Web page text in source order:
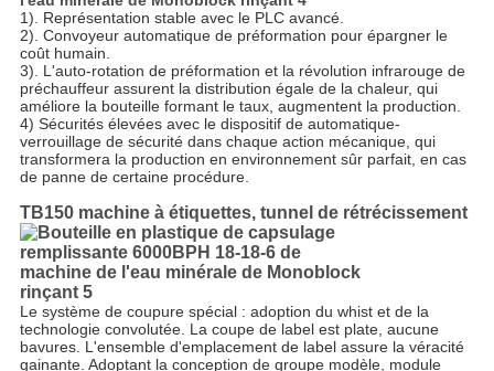
1). Représentation stable avec le PLC avancé.
2). Convoyeur automatique de préformation pour épargner le
coût humain.
3). L'auto-rotation de préformation et la révolution infrarouge de
préchauffeur assurent la distribution égale de la chaleur, qui
améliore la bouteille formant le taux, augmentent la production.
4) Sécurités élevées avec le dispositif de automatique-
verrouillage de sécurité dans chaque action mécanique, qui
transformera la production en environnement sûr parfait, en cas
de panne de certaine procédure.
TB150 machine à étiquettes, tunnel de rétrécissement
Le système de coupure spécial : adoption du whist et de la
technologie convolutée. La coupe de label est plate, aucune
bavures. L'ensemble d'emplacement de label assure la véracité
gainante. Adoptant la conception de groupe modèle, module